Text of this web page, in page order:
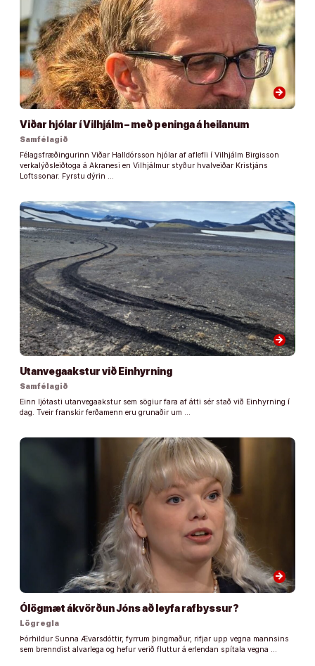
arrow_forward
Viðar hjólar í Vilhjálm – með peninga á heilanum
Samfélagið
Félagsfræðingurinn Viðar Halldórsson hjólar af aflefli í Vilhjálm Birgisson
verkalýðsleiðtoga á Akranesi en Vilhjálmur styður hvalveiðar Kristjáns
Loftssonar. Fyrstu dýrin …
arrow_forward
Utanvegaakstur við Einhyrning
Samfélagið
Einn ljótasti utanvegaakstur sem sögiur fara af átti sér stað við Einhyrning í
dag. Tveir franskir ferðamenn eru grunaðir um …
arrow_forward
Ólögmæt ákvörðun Jóns að leyfa rafbyssur?
Lögregla
Þórhildur Sunna Ævarsdóttir, fyrrum þingmaður, rifjar upp vegna mannsins
sem brenndist alvarlega og hefur verið fluttur á erlendan spítala vegna …